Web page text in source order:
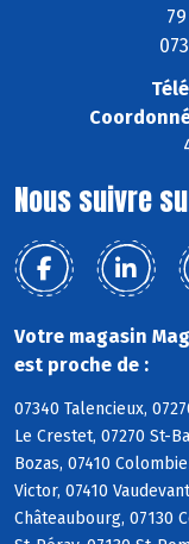
Nous suivre
Votre magasin
est proche de :
07340 Talencieux,
Le Crestet, 07270 St-
Bozas, 07410
Victor, 07410
Châteaubourg, 07130